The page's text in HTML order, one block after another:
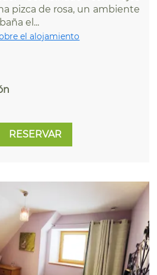
pizca de rosa, un ambiente
el...
el alojamiento
RESERVAR